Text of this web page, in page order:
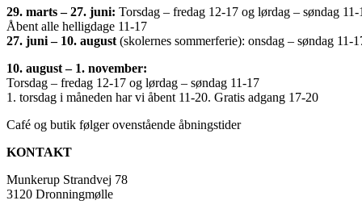
29. marts – 27. juni: Torsdag – fredag 12-17 og lørdag – søndag 11-
Åbent alle helligdage 11-17
27. juni – 10. august (skolernes sommerferie): onsdag – søndag 11-
10. august – 1. november:
Torsdag – fredag 12-17 og lørdag – søndag 11-17
1. torsdag i måneden har vi åbent 11-20. Gratis adgang 17-20
Café og butik følger ovenstående åbningstider
KONTAKT
Munkerup Strandvej 78
3120 Dronningmølle